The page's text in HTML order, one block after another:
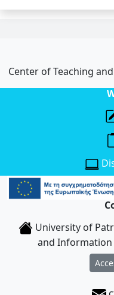
Center of Teaching
University of
and